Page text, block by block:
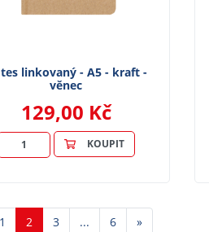
linkovaný - A5 - kraft -
věnec
129,00 Kč
KOUPIT
1 2 3 ... 6 »Další